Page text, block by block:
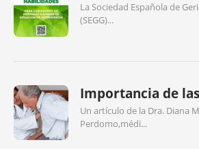
La Sociedad Española de
(SEGG)...
Importancia de
Un artículo de la Dra. Diana
Perdomo,médi...